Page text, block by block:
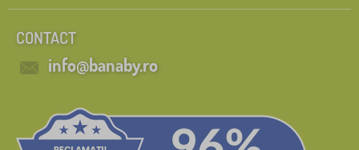
CONTACT
info@banaby.ro